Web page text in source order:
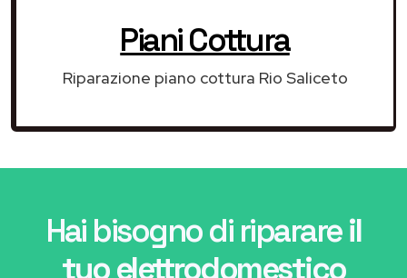
Piani Cottura
Riparazione piano cottura Rio Saliceto
Hai bisogno di riparareil
tuo elettrodomestico